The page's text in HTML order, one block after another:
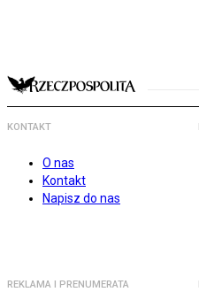
KONTAKT
O nas
Kontakt
Napisz do nas
REKLAMA I PRENUMERATA